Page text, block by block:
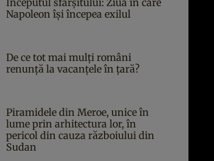
Începutul sfârşitului: Ziua în care
Napoleon îşi începea exilul
De ce tot mai mulți români
renunță la vacanțele în țară?
Piramidele din Meroe, unice în
lume prin arhitectura lor, în
pericol din cauza războiului din
Sudan